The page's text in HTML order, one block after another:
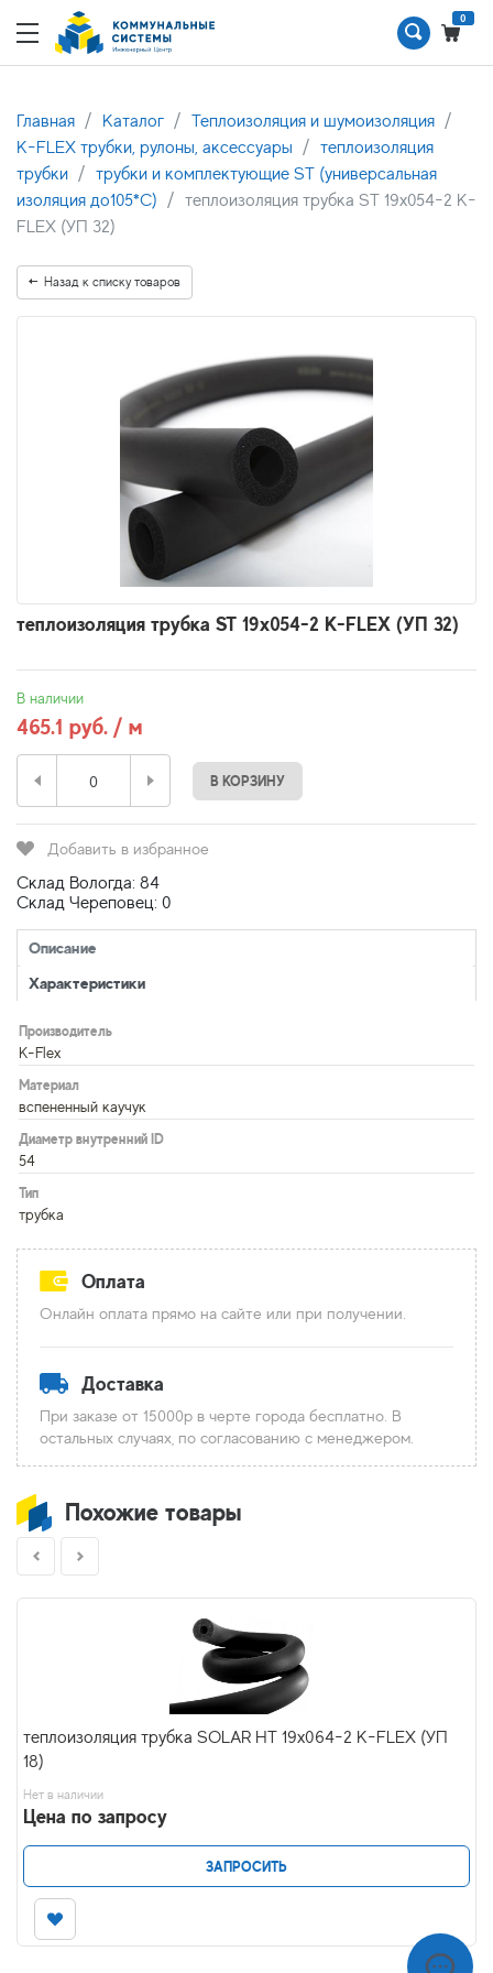
0
Главная Каталог
Теплоизоляция и шумоизоляция
K-FLEX трубки, рулоны, аксессуары
теплоизоляция
трубки
трубки и комплектующие ST (универсальная
изоляция до105*С)
теплоизоляция трубка ST 19x054-2 K-
FLEX (УП 32)
Назад к списку товаров
теплоизоляция трубка ST 19x054-2 K-FLEX (УП 32)
В наличии
465.1 руб. / м
В КОРЗИНУ
Добавить в избранное
Склад Вологда: 84
Склад Череповец: 0
Описание
Характеристики
Производитель
K-Flex
Материал
вспененный каучук
Диаметр внутренний ID
54
Тип
трубка
Оплата
Онлайн оплата прямо на сайте или при получении.
Доставка
При заказе от 15000р в черте города бесплатно. В
остальных случаях, по согласованию с менеджером.
Похожие товары
теплоизоляция трубка SOLAR HT 19x064-2 K-FLEX (УП
18)
Нет в наличии
Цена по запросу
ЗАПРОСИТЬ